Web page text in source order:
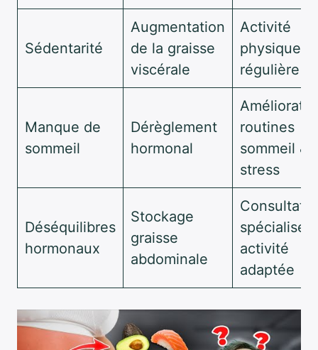
Sédentarité
Augmentation
de la graisse
viscérale
Activité
physique
régulière
Manque de
sommeil
Dérèglement
hormonal
routines
sommeil &
stress
Déséquilibres
hormonaux
Stockage
graisse
abdominale
spécialisée
activité
adaptée